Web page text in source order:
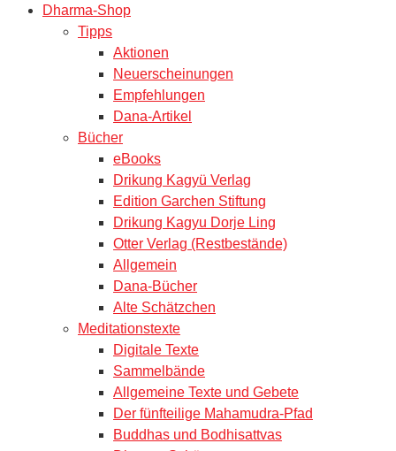
Dharma-Shop
Tipps
Aktionen
Neuerscheinungen
Empfehlungen
Dana-Artikel
Bücher
eBooks
Drikung Kagyü Verlag
Edition Garchen Stiftung
Drikung Kagyu Dorje Ling
Otter Verlag (Restbestände)
Allgemein
Dana-Bücher
Alte Schätzchen
Meditationstexte
Digitale Texte
Sammelbände
Allgemeine Texte und Gebete
Der fünfteilige Mahamudra-Pfad
Buddhas und Bodhisattvas